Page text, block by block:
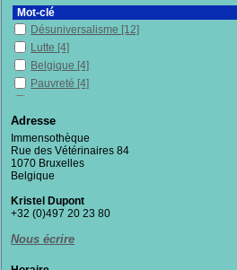
Mot-clé
Désuniversalisme [12]
Lutte [4]
Belgique [4]
Pauvreté [4]
Droit
Solidarité[3]
Politique publique[3]
Protection, assistance, etc.
Précarité[3]
Bruxelles (Belgique)
Vulnérabilité(s)
Adresse
Immensothèque
Rue des Vétérinaires 84
1070 Bruxelles
Belgique
Kristel Dupont
+32 (0)497 20 23 80
Nous écrire